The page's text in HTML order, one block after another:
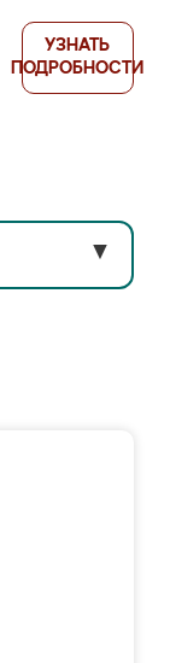
УЗНАТЬ
ПОДРОБНОСТИ
▼